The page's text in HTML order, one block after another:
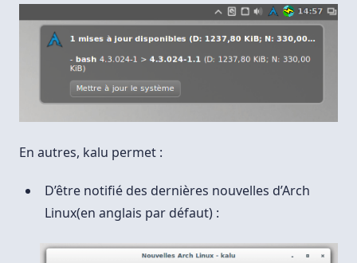
En autres, kalu permet :
D’être notifié des dernières nouvelles d’Arch
Linux(en anglais par défaut) :